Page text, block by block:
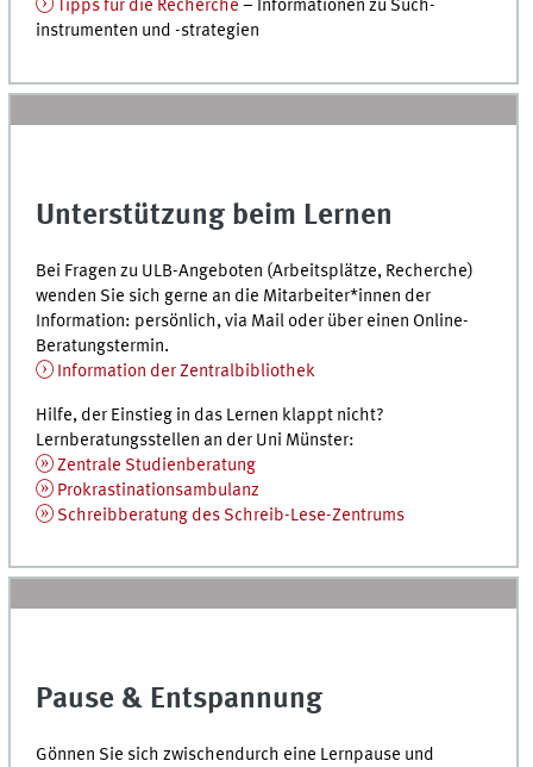
Tipps für die Recherche – Informationen zu Such­
instrumenten und -strategien
Unterstützung beim Lernen
Bei Fragen zu ULB-Angeboten (Arbeitsplätze, Recherche)
wenden Sie sich gerne an die Mitarbeiter*innen der
Information: persönlich, via Mail oder über einen Online-
Beratungstermin.
Information der Zentralbibliothek
Hilfe, der Einstieg in das Lernen klappt nicht?
Lernberatungsstellen an der Uni Münster:
Zentrale Studienberatung
Prokrastinationsambulanz
Schreibberatung des Schreib-Lese-Zentrums
Pause & Entspannung
Gönnen Sie sich zwischendurch eine Lernpause und